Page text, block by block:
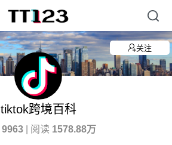
关注
tiktok跨境百科
9963 | 阅读 1578.88万